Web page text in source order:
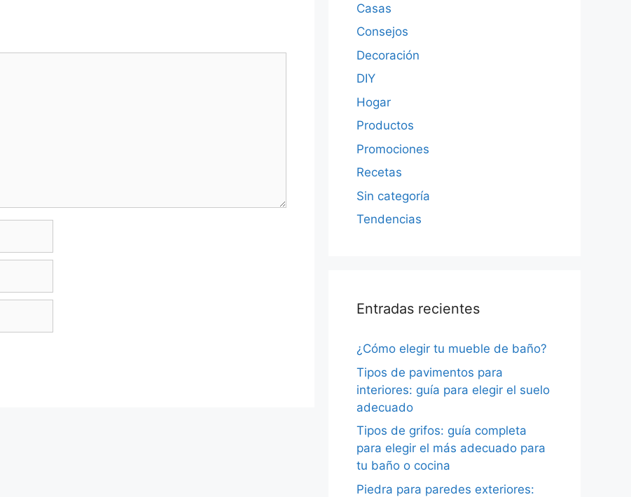
Casas
Consejos
Decoración
DIY
Hogar
Productos
Promociones
Recetas
Sin categoría
Tendencias
Entradas recientes
¿Cómo elegir tu mueble de baño?
Tipos de pavimentos para
interiores: guía para elegir el suelo
adecuado
Tipos de grifos: guía completa
para elegir el más adecuado para
tu baño o cocina
Piedra para paredes exteriores: